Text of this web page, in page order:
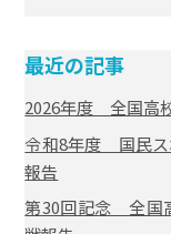
最近の記事
2026年度 全国高
令和8年度 国民
報告
第30回記念 全国